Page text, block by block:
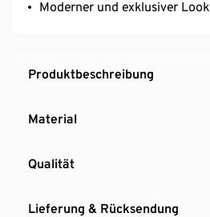
Moderner und exklusiver Look
Produktbeschreibung
Material
Qualität
Lieferung & Rücksendung